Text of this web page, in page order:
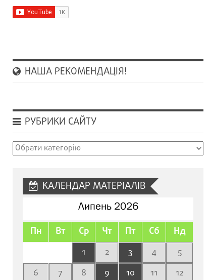
НАША РЕКОМЕНДАЦІЯ!
РУБРИКИ САЙТУ
Рубрики
КАЛЕНДАР МАТЕРІАЛІВ
Липень 2026
Пн Вт Ср Чт Пт Сб Нд
1 2 3 4
5
6
7 8 9 10 11
12